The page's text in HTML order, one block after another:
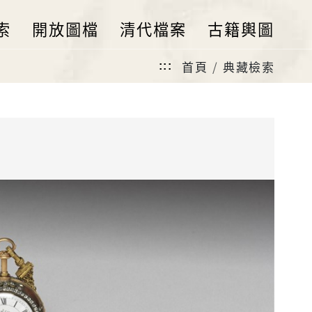
開放圖檔 清代檔案 古籍輿圖
::: 首頁 典藏檢索